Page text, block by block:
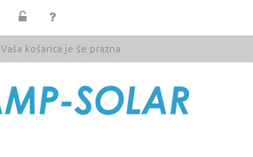
Vaša košarica je še prazna